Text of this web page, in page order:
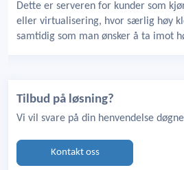
Dette er serveren for kunder som
eller virtualisering, hvor særlig høy
samtidig som man ønsker å ta imot
Tilbud på løsning?
Vi vil svare på din henvendelse
Kontakt oss